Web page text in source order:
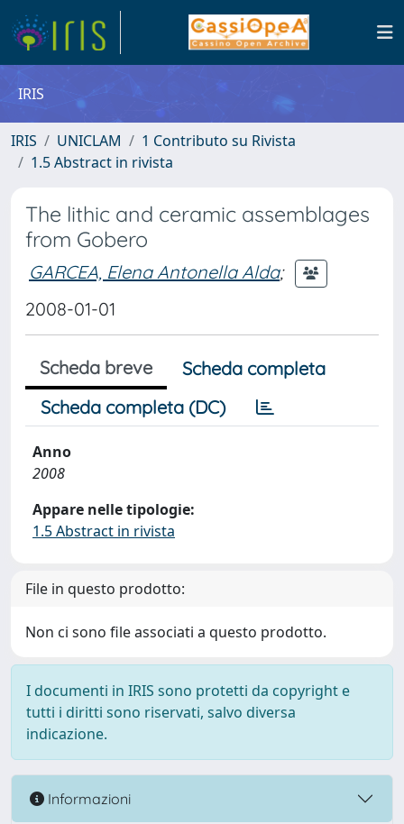
IRIS
IRIS UNICLAM
1 Contributo su Rivista
1.5 Abstract in rivista
The lithic and ceramic assemblages
from Gobero
GARCEA, Elena Antonella Alda;
2008-01-01
Scheda breve
Scheda completa
Scheda completa (DC)
Anno
2008
Appare nelle tipologie:
1.5 Abstract in rivista
File in questo prodotto:
Non ci sono file associati a questo prodotto.
I documenti in IRIS sono protetti da copyright e
tutti i diritti sono riservati, salvo diversa
indicazione.
Informazioni